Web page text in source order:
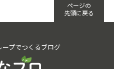
ページの
先頭に戻る
プでつくるブログ